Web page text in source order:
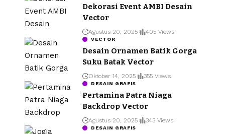
Dekorasi Event AMBI Desain
Vector
Agustus 20, 2025 405 Views
VECTOR
Desain Ornamen Batik Gorga
Suku Batak Vector
Oktober 14, 2025 355 Views
DESAIN GRAFIS
Pertamina Patra Niaga
Backdrop Vector
Agustus 20, 2025 343 Views
DESAIN GRAFIS